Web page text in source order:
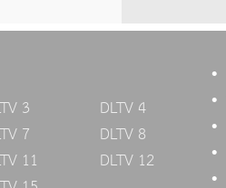
3
DLTV 4
7
DLTV 8
11
DLTV 12